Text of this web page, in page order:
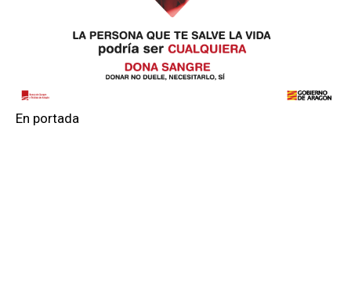
En portada